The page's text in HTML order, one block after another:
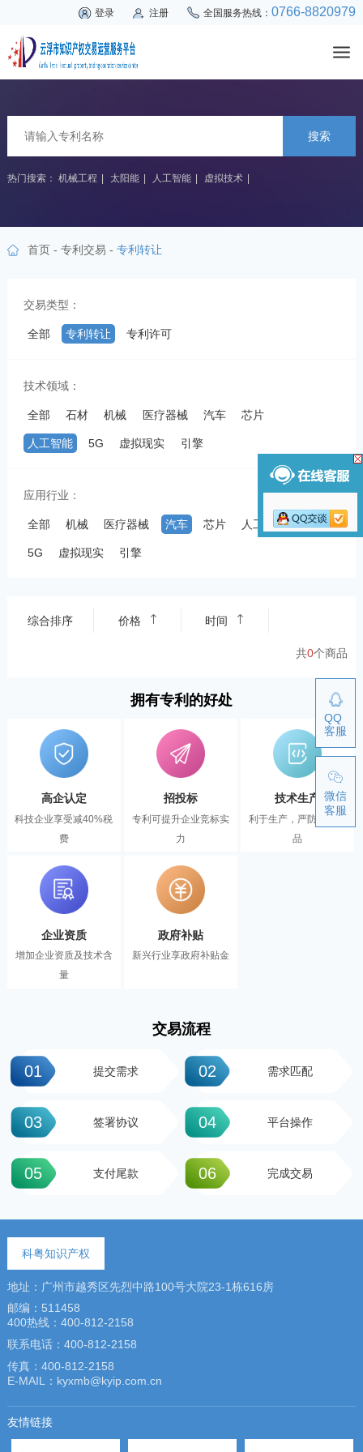
登录 注册 全国服务热线：0766-8820979
搜索
热门搜索： 机械工程 太阳能 人工智能 虚拟技术
首页- 专利交易 - 专利转让
交易类型：
全部 专利转让 专利许可
技术领域：
全部 石材 机械 医疗器械 汽车 芯片
人工智能 5G 虚拟现实 引擎
应用行业：
全部 机械 医疗器械 汽车 芯片 人工智能
5G 虚拟现实 引擎
综合排序 价格 时间
共0个商品
拥有专利的好处
高企认定
科技企业享受减40%税
费
招投标
专利可提升企业竞标实
力
技术生产
利于生产，严防伪冒产
品
企业资质
增加企业资质及技术含
量
政府补贴
新兴行业享政府补贴金
交易流程
01 提交需求 02 需求匹配
03 签署协议 04 平台操作
05 支付尾款 06 完成交易
科粤知识产权
地址：广州市越秀区先烈中路100号大院23-1栋616房
邮编：511458
400热线：400-812-2158
联系电话：400-812-2158
传真：400-812-2158
E-MAIL：kyxmb@kyip.com.cn
友情链接
QQ
客服
微信
客服